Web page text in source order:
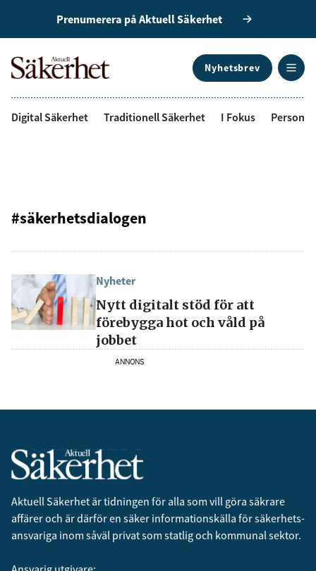
Prenumerera på Aktuell Säkerhet
Nyhetsbrev
Digital Säkerhet Traditionell Säkerhet I Fokus
#säkerhetsdialogen
Nyheter
Nytt digitalt stöd för att
förebygga hot och våld på
jobbet
ANNONS
Aktuell Säkerhet är tidningen för alla som vill göra säkrare
affärer och är därför en säker informationskälla för säkerhets­
ansvariga inom såväl privat som statlig och kommunal sektor.